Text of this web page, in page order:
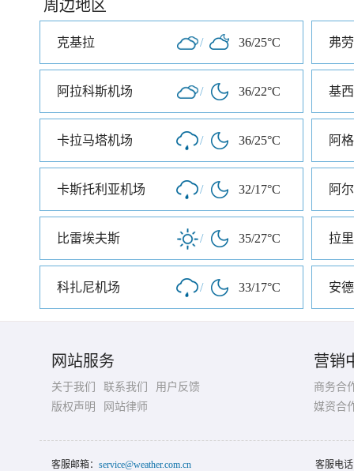
周边地区
克基拉 / 36/25°C 弗
阿拉科斯机场 / 36/22°C 基
卡拉马塔机场 / 36/25°C 阿
卡斯托利亚机场 / 32/17°C 阿
比雷埃夫斯 / 35/27°C 拉
科扎尼机场 / 33/17°C 安
网站服务
关于我们 联系我们
用户反馈
版权声明
网站律师
营销
商务合
媒资合
客服邮箱： service@weather.com.cn 客服电